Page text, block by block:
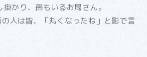
かり、孫もいるお局さん。
人は皆、「丸くなったね」と影で言